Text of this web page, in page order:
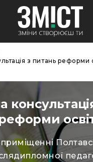
з питань реформи